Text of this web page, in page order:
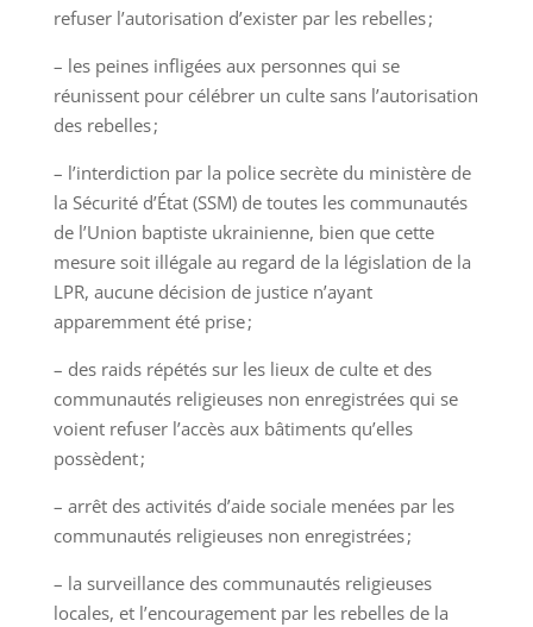
refuser l’autorisation d’exister par les rebelles ;
– les peines infligées aux personnes qui se
réunissent pour célébrer un culte sans l’autorisation
des rebelles ;
– l’interdiction par la police secrète du ministère de
la Sécurité d’État (SSM) de toutes les communautés
de l’Union baptiste ukrainienne, bien que cette
mesure soit illégale au regard de la législation de la
LPR, aucune décision de justice n’ayant
apparemment été prise ;
– des raids répétés sur les lieux de culte et des
communautés religieuses non enregistrées qui se
voient refuser l’accès aux bâtiments qu’elles
possèdent ;
– arrêt des activités d’aide sociale menées par les
communautés religieuses non enregistrées ;
– la surveillance des communautés religieuses
locales, et l’encouragement par les rebelles de la